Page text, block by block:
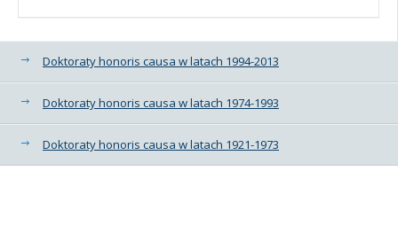
Doktoraty honoris causa w latach 1994-2013
Doktoraty honoris causa w latach 1974-1993
Doktoraty honoris causa w latach 1921-1973